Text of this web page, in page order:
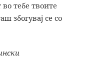
тебе твоите
збогувај се со